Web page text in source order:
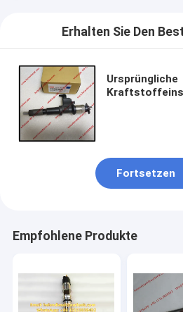
Erhalten Sie Den
Ursprüngliche
Fortsetzen
Empfohlene Produkte